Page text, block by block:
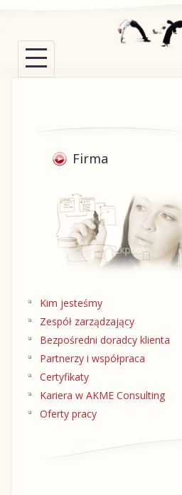
content
Firma
Kim jesteśmy
Zespół zarządzający
Bezpośredni doradcy klienta
Partnerzy i współpraca
Certyfikaty
Kariera w AKME Consulting
Oferty pracy